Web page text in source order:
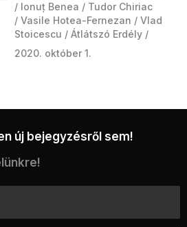
Ionuț Benea
Tudor Chiriac
Vasile Hotea-Fernezan
Vlad
Stoicescu
Átlátszó Erdély
2020. október 1.
új bejegyzésről sem!